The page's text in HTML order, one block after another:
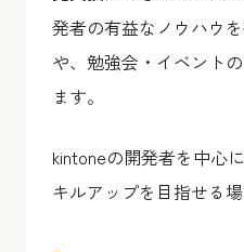
発者の有益なノウハウ
や、勉強会・イベント
ます。
kintoneの開発者を中心
キルアップを目指せる場